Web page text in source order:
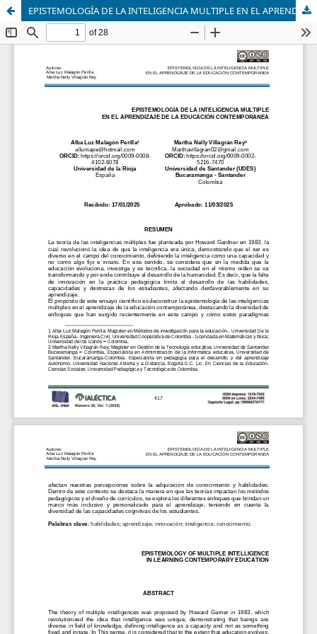
EPISTEMOLOGÍA DE LA INTELIGENCIA MULTIPLE EN EL APRENDIZAJE DE LA EDUCACIÓN CONTEMPORANEA